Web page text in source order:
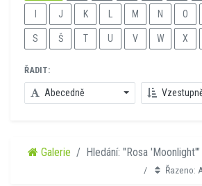
J K M N O
S Š T U V W X
ŘADIT:
Abecedně
Galerie Hledání: "Rosa 'Moonlight'"
Řazeno: